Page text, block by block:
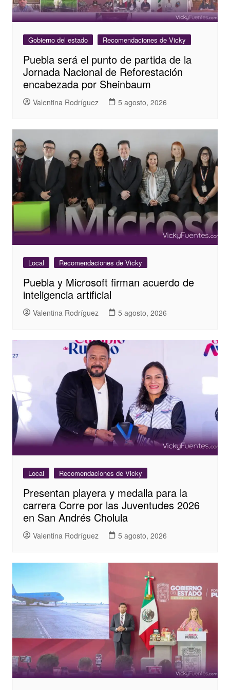
Gobierno del estado Recomendaciones de Vicky
Puebla será el punto de partida de la
Jornada Nacional de Reforestación
encabezada por Sheinbaum
Valentina Rodríguez 5 agosto, 2026
Local Recomendaciones de Vicky
Puebla y Microsoft firman acuerdo de
inteligencia artificial
Valentina Rodríguez 5 agosto, 2026
Local Recomendaciones de Vicky
Presentan playera y medalla para la
carrera Corre por las Juventudes 2026
en San Andrés Cholula
Valentina Rodríguez 5 agosto, 2026